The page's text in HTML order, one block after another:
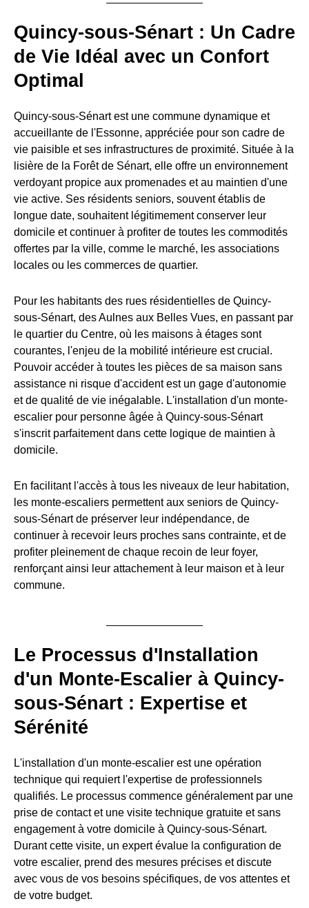
Quincy-sous-Sénart : Un Cadre
de Vie Idéal avec un Confort
Optimal
Quincy-sous-Sénart est une commune dynamique et
accueillante de l'Essonne, appréciée pour son cadre de
vie paisible et ses infrastructures de proximité. Située à la
lisière de la Forêt de Sénart, elle offre un environnement
verdoyant propice aux promenades et au maintien d'une
vie active. Ses résidents seniors, souvent établis de
longue date, souhaitent légitimement conserver leur
domicile et continuer à profiter de toutes les commodités
offertes par la ville, comme le marché, les associations
locales ou les commerces de quartier.
Pour les habitants des rues résidentielles de Quincy-
sous-Sénart, des Aulnes aux Belles Vues, en passant par
le quartier du Centre, où les maisons à étages sont
courantes, l'enjeu de la mobilité intérieure est crucial.
Pouvoir accéder à toutes les pièces de sa maison sans
assistance ni risque d'accident est un gage d'autonomie
et de qualité de vie inégalable. L'installation d'un monte-
escalier pour personne âgée à Quincy-sous-Sénart
s'inscrit parfaitement dans cette logique de maintien à
domicile.
En facilitant l'accès à tous les niveaux de leur habitation,
les monte-escaliers permettent aux seniors de Quincy-
sous-Sénart de préserver leur indépendance, de
continuer à recevoir leurs proches sans contrainte, et de
profiter pleinement de chaque recoin de leur foyer,
renforçant ainsi leur attachement à leur maison et à leur
commune.
Le Processus d'Installation
d'un Monte-Escalier à Quincy-
sous-Sénart : Expertise et
Sérénité
L'installation d'un monte-escalier est une opération
technique qui requiert l'expertise de professionnels
qualifiés. Le processus commence généralement par une
prise de contact et une visite technique gratuite et sans
engagement à votre domicile à Quincy-sous-Sénart.
Durant cette visite, un expert évalue la configuration de
votre escalier, prend des mesures précises et discute
avec vous de vos besoins spécifiques, de vos attentes et
de votre budget.